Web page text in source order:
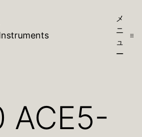
メ
ニ
ュ
ー
ACE5-